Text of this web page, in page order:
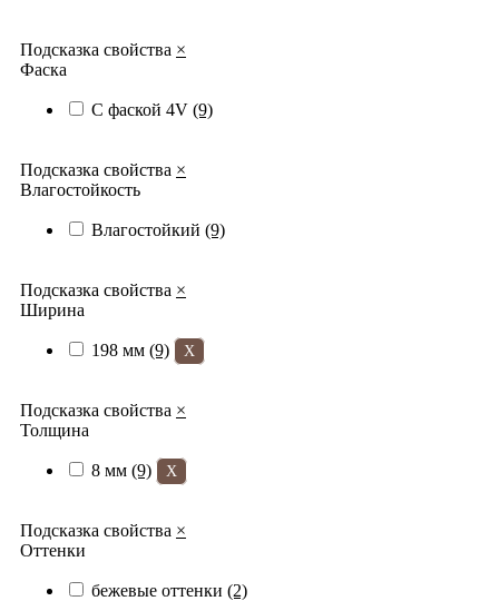
Подсказка свойства ×
Фаска
С фаской 4V (9)
Подсказка свойства ×
Влагостойкость
Влагостойкий (9)
Подсказка свойства ×
Ширина
198 мм (9) X
Подсказка свойства ×
Толщина
8 мм (9) X
Подсказка свойства ×
Оттенки
бежевые оттенки (2)